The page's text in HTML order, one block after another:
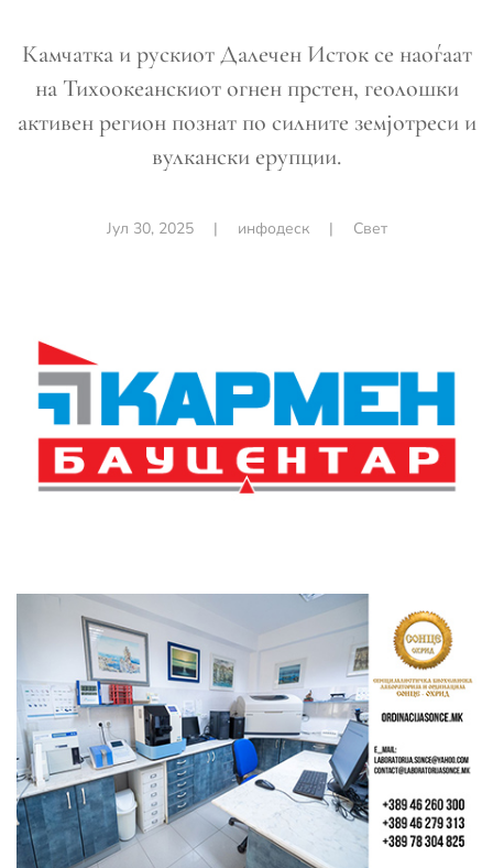
Камчатка и рускиот Далечен Исток се наоѓаат
на Тихоокеанскиот огнен прстен, геолошки
активен регион познат по силните земјотреси и
вулкански ерупции.
Јул 30, 2025| инфодеск| Свет